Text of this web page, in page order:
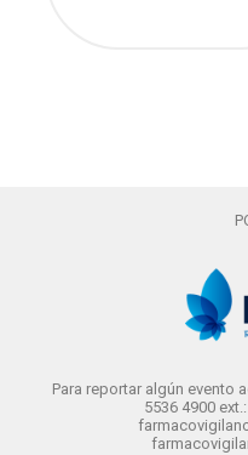
Para reportar algún evento
5536 4900